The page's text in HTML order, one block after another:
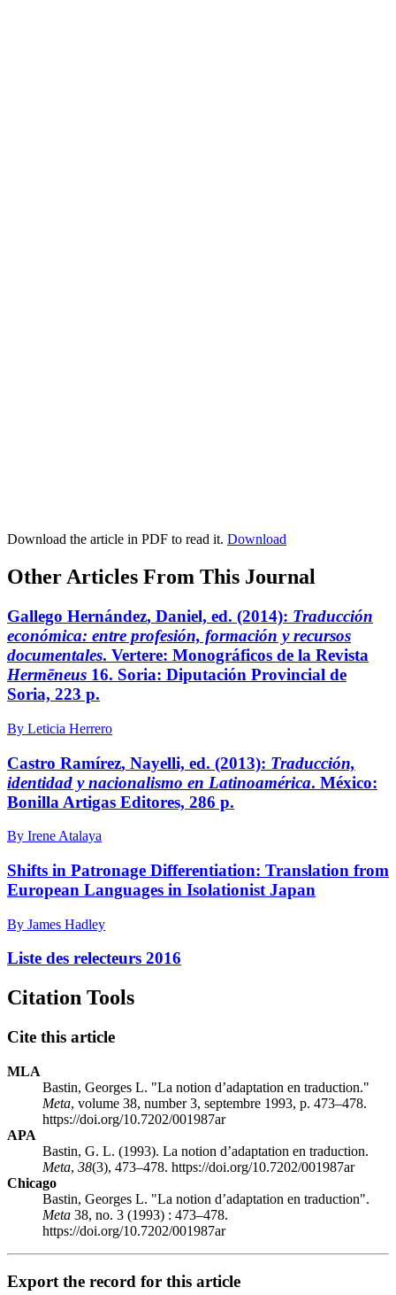
Download the article in PDF to read it. Download
Other Articles From This Journal
Gallego Hernández, Daniel, ed. (2014): Traducción
económica: entre profesión, formación y recursos
documentales. Vertere: Monográficos de la Revista
Hermēneus 16. Soria: Diputación Provincial de
Soria, 223 p.
By Leticia Herrero
Castro Ramírez, Nayelli, ed. (2013): Traducción,
identidad y nacionalismo en Latinoamérica. México:
Bonilla Artigas Editores, 286 p.
By Irene Atalaya
Shifts in Patronage Differentiation: Translation from
European Languages in Isolationist Japan
By James Hadley
Liste des relecteurs 2016
Citation Tools
Cite this article
MLA
Bastin, Georges L. "La notion d’adaptation en traduction."
Meta, volume 38, number 3, septembre 1993, p. 473–478.
https://doi.org/10.7202/001987ar
APA
Bastin, G. L. (1993). La notion d’adaptation en traduction.
Meta, 38(3), 473–478. https://doi.org/10.7202/001987ar
Chicago
Bastin, Georges L. "La notion d’adaptation en traduction".
Meta 38, no. 3 (1993) : 473–478.
https://doi.org/10.7202/001987ar
Export the record for this article